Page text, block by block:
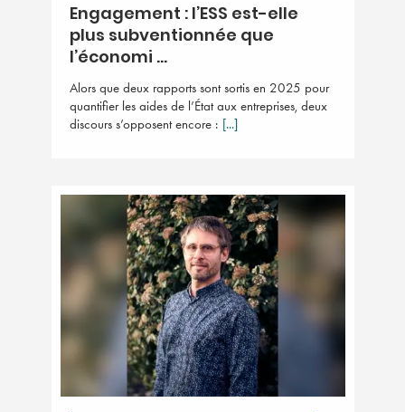
Engagement : l’ESS est-elle
plus subventionnée que
l’économi ...
Alors que deux rapports sont sortis en 2025 pour
quantifier les aides de l’État aux entreprises, deux
discours s’opposent encore : [...]